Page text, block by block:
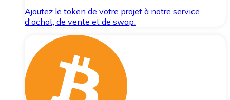
Ajoutez le token de votre projet à notre service
d'achat, de vente et de swap.